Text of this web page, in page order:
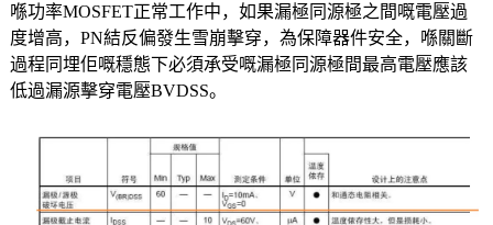
喺功率MOSFET正常工作中，如果漏極同源極之間嘅電壓過
度增高，PN結反偏發生雪崩擊穿，為保障器件安全，喺關斷
過程同埋佢嘅穩態下必須承受嘅漏極同源極間最高電壓應該
低過漏源擊穿電壓BVDSS。